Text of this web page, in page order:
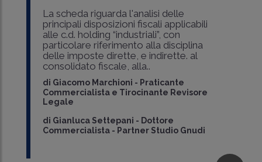
La scheda riguarda l'analisi delle
principali disposizioni fiscali applicabili
alle c.d. holding “industriali”, con
particolare riferimento alla disciplina
delle imposte dirette, e indirette. al
consolidato fiscale, alla..
di Giacomo Marchioni - Praticante
Commercialista e Tirocinante Revisore
Legale
di Gianluca Settepani - Dottore
Commercialista - Partner Studio Gnudi